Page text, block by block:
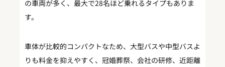
の車両が多く、最大で28名ほど乗れるタイプもありま
す。
車体が比較的コンパクトなため、大型バスや中型バスよ
りも料金を抑えやすく、冠婚葬祭、会社の研修、近距離